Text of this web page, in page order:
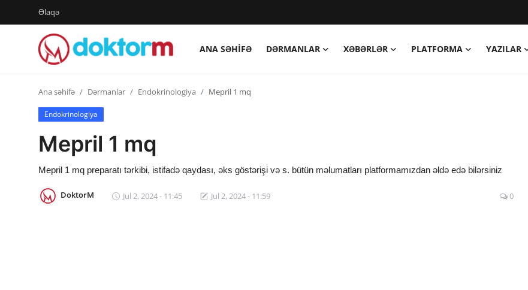
Əlaqə
ANA SƏHIFƏ DƏRMANLAR XƏBƏRLƏR PLATFORMA YAZILAR
Giriş
Ana səhifə
Dərmanlar
Xəbərlər
Ana səhifə Dərmanlar Endokrinologiya Mepril 1 mq
Endokrinologiya
Mepril 1 mq
Mepril 1 mq preparatı tərkibi, istifadə qaydası, əks göstərişi və s. bütün məlumatları platformamızdan əldə edə bilərsiniz
DoktorM Jul 2, 2024 - 11:45 Jul 2, 2024 - 11:59 0